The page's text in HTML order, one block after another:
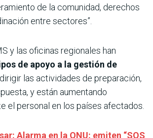
de la comunidad, derechos
entre sectores”.
y las oficinas regionales han
de apoyo a la gestión de
las actividades de preparación,
y están aumentando
el personal en los países afectados.
Alarma en la ONU: emiten “SOS